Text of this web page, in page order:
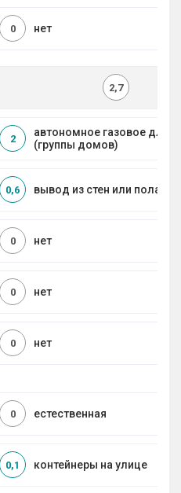
нет
0
2,7
автономное газовое для
(группы домов)
2
вывод из стен или пола
0,6
нет
0
нет
0
нет
0
естественная
0
контейнеры на улице
0,1